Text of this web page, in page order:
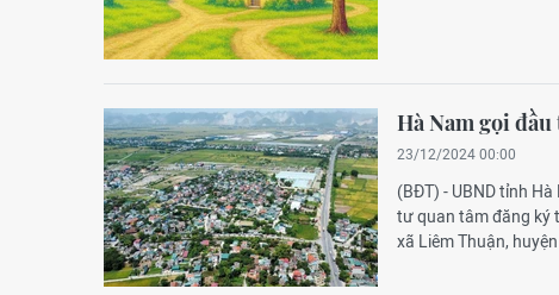
Hà Nam gọi
23/12/2024 00:00
(BĐT) - UBND tỉnh
tư quan tâm đăng ký
xã Liêm Thuận,